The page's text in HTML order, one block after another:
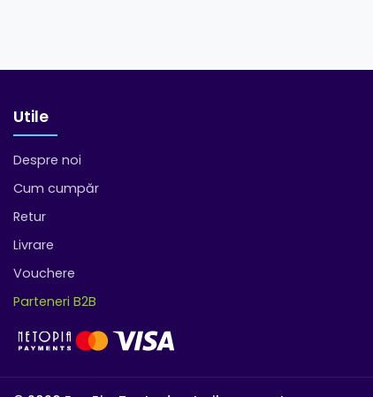
Utile
Despre noi
Cum cumpăr
Retur
Livrare
Vouchere
Parteneri B2B